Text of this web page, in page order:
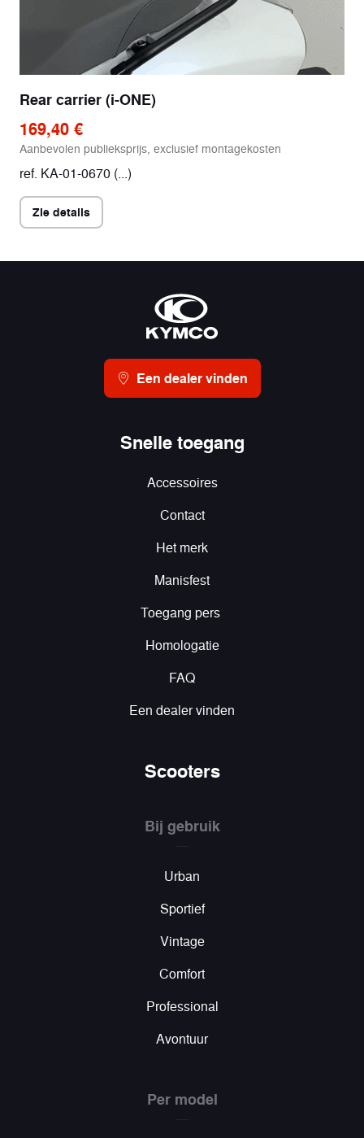
Rear carrier (i-ONE)
169,40 €
Aanbevolen publieksprijs, exclusief montagekosten
ref. KA-01-0670 (...)
Zie details
Een dealer vinden
Snelle toegang
Accessoires
Contact
Het merk
Manisfest
Toegang pers
Homologatie
FAQ
Een dealer vinden
Scooters
Bij gebruik
Urban
Sportief
Vintage
Comfort
Professional
Avontuur
Per model